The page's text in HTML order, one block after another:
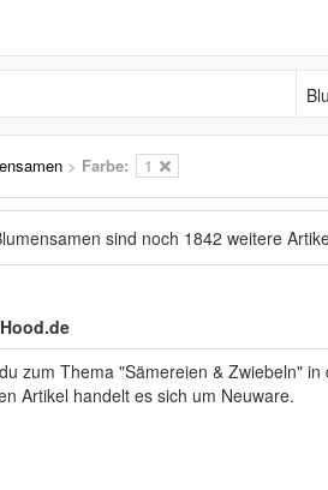
> Farbe: 1
sind noch 1842 weitere
zum Thema "Sämereien & Zwiebeln"
Artikel handelt es sich um Neuware.